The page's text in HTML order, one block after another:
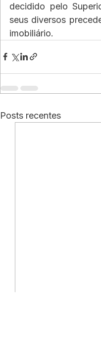
decidido pelo
seus diversos
imobiliário.
Posts recentes